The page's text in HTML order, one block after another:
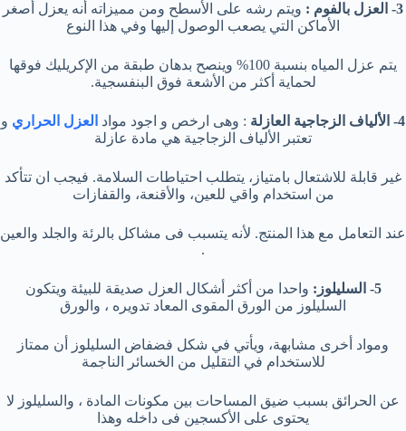
3- العزل بالفوم :
ويتم رشه على الأسطح ومن مميزاته أنه يعزل أصغر
الأماكن التي يصعب الوصول إليها وفي هذا النوع
يتم عزل المياه بنسبة 100% وينصح بدهان طبقة من الإكريليك فوقها
لحماية أكثر من الأشعة فوق البنفسجية.
4- الألياف الزجاجية العازلة : وهى ارخص و اجود مواد العزل الحراري و
تعتبر الألياف الزجاجية هي مادة عازلة
غير قابلة للاشتعال بامتياز، يتطلب احتياطات السلامة. فيجب ان تتأكد
من استخدام واقي للعين، والأقنعة، والقفازات
عند التعامل مع هذا المنتج. لأنه يتسبب فى مشاكل بالرئة والجلد والعين
.
5- السليلوز:
واحدا من أكثر أشكال العزل صديقة للبيئة ويتكون
السليلوز من الورق المقوى المعاد تدويره ، والورق
ومواد أخرى مشابهة، ويأتي في شكل فضفاض السليلوز أن ممتاز
للاستخدام في التقليل من الخسائر الناجمة
عن الحرائق بسبب ضيق المساحات بين مكونات المادة ، والسليلوز لا
يحتوى على الأكسجين فى داخله وهذا